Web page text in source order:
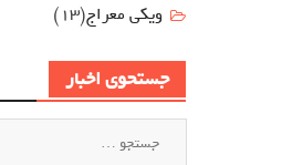
ویکی معراج(13)
جستحوی اخبار